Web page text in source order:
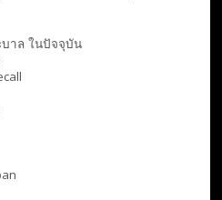
บาล ในปัจจุบัน